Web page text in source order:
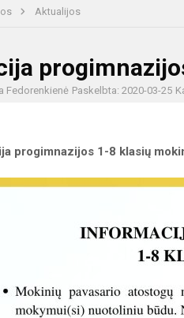
Aktualijos
Fedorenkienė Paskelbta: 2020-03-25
progimnazijos 1-8 klasių